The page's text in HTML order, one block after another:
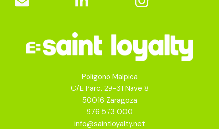
Polígono Malpica
C/E Parc. 29-31 Nave 8
50016 Zaragoza
976 573 000
info@saintloyalty.net